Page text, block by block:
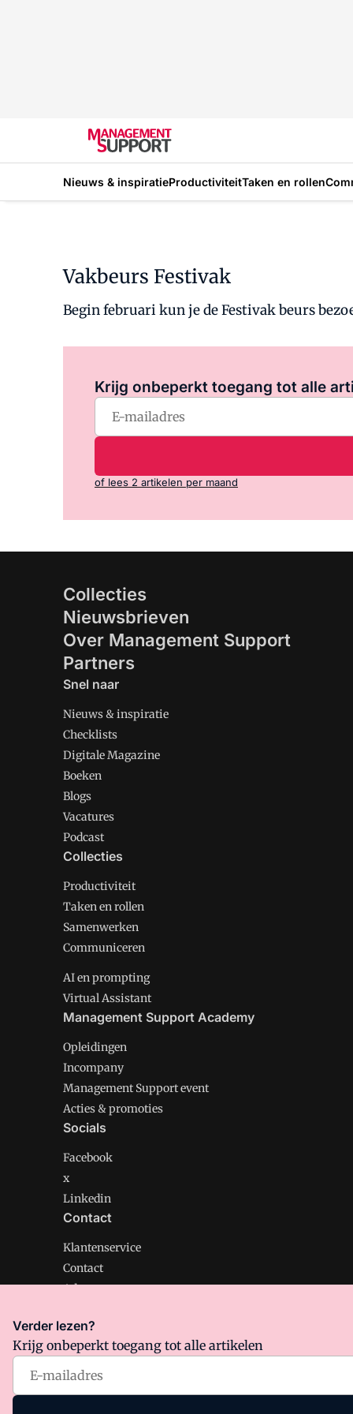
Nieuws & inspiratieProductiviteitTaken en rollen
Vakbeurs Festivak
Begin februari kun je de Festivak beurs
Krijg onbeperkt toegang tot alle
of lees 2 artikelen per maand
Collecties
Nieuwsbrieven
Over Management Support
Partners
Snel naar
Nieuws & inspiratie
Checklists
Digitale Magazine
Boeken
Blogs
Vacatures
Podcast
Collecties
Productiviteit
Taken en rollen
Samenwerken
Communiceren
AI en prompting
Virtual Assistant
Management Support Academy
Opleidingen
Incompany
Management Support event
Acties & promoties
Socials
Facebook
x
Linkedin
Contact
Klantenservice
Contact
Adverteren
Management Support is onderdeel van VMN media.
Algemene Voorwaarden
Verder lezen?
Krijg onbeperkt toegang tot alle artikelen